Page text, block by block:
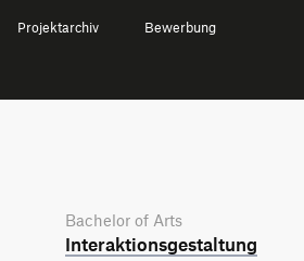
Projektarchiv Bewerbung
Bachelor of Arts
Interaktions­gestaltung